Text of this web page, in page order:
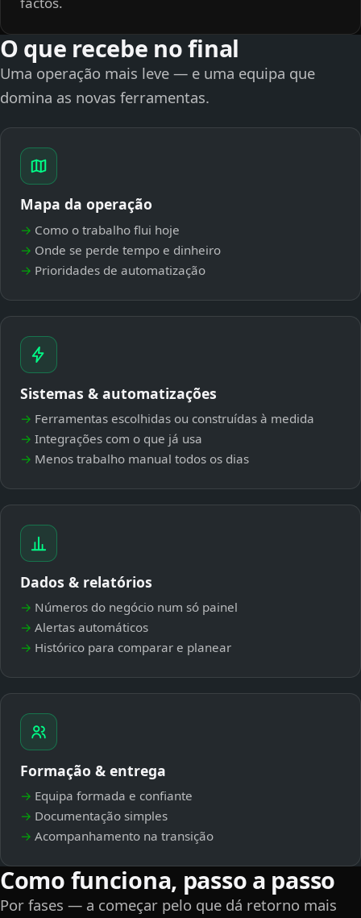
O que recebe no final
Uma operação mais leve — e uma equipa que
domina as novas ferramentas.
Mapa da operação
Como o trabalho flui hoje
Onde se perde tempo e dinheiro
Prioridades de automatização
Sistemas & automatizações
Ferramentas escolhidas ou construídas à medida
Integrações com o que já usa
Menos trabalho manual todos os dias
Dados & relatórios
Números do negócio num só painel
Alertas automáticos
Histórico para comparar e planear
Formação & entrega
Equipa formada e confiante
Documentação simples
Acompanhamento na transição
Como funciona, passo a passo
Por fases — a começar pelo que dá retorno mais